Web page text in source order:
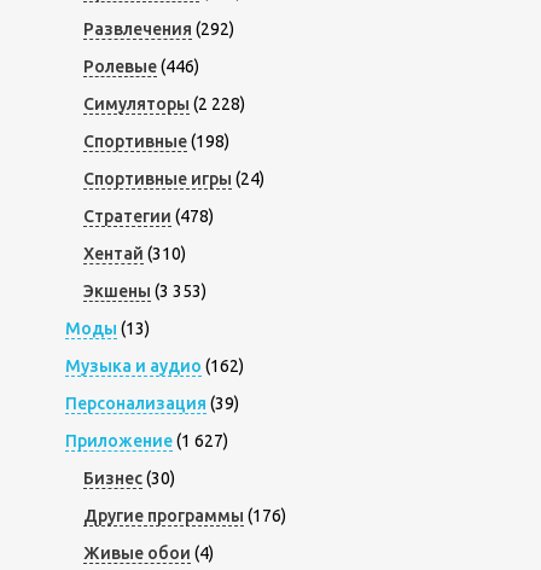
Развлечения (292)
Ролевые(446)
Симуляторы (2 228)
Спортивные(198)
Спортивные игры (24)
Стратегии (478)
Хентай (310)
Экшены (3 353)
Моды (13)
Музыка и аудио (162)
Персонализация (39)
Приложение(1 627)
Бизнес(30)
Другие программы (176)
Живые обои (4)